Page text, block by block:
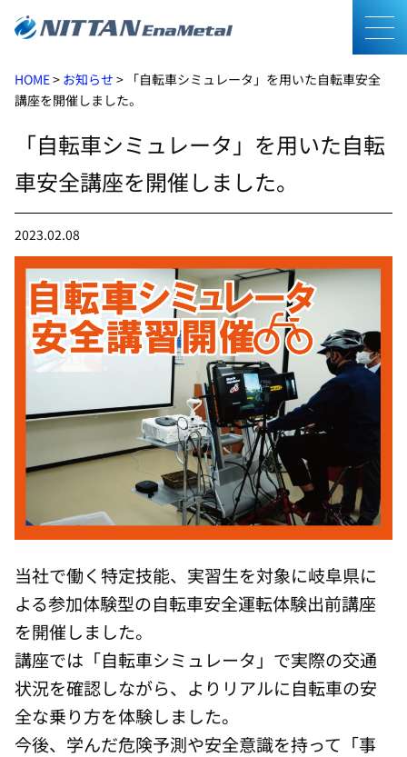
メ
HOME> お知らせ > 「自転車シミュレータ」を用いた自転車安全
講座を開催しました。
「自転車シミュレータ」を用いた自転
車安全講座を開催しました。
2023.02.08
当社で働く特定技能、実習生を対象に岐阜県に
よる参加体験型の自転車安全運転体験出前講座
を開催しました。
講座では「自転車シミュレータ」で実際の交通
状況を確認しながら、よりリアルに自転車の安
全な乗り方を体験しました。
今後、学んだ危険予測や安全意識を持って「事